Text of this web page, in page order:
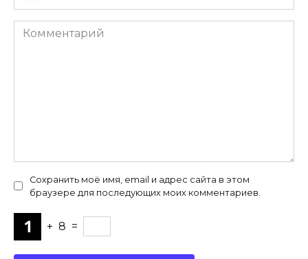
Комментарий
Сохранить моё имя, email и адрес сайта в этом
браузере для последующих моих комментариев.
+ 8 =